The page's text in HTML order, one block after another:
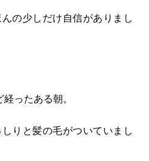
の少しだけ自信がありまし
ったある朝。
りと髪の毛がついていまし